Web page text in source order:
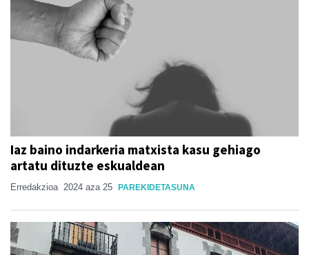
Iaz baino indarkeria matxista kasu gehiago
artatu dituzte eskualdean
Erredakzioa 2024 aza 25 PAREKIDETASUNA